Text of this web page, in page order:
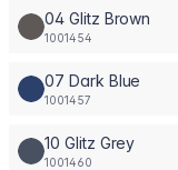
04 Glitz Brown
1001454
07 Dark Blue
1001457
10 Glitz Grey
1001460